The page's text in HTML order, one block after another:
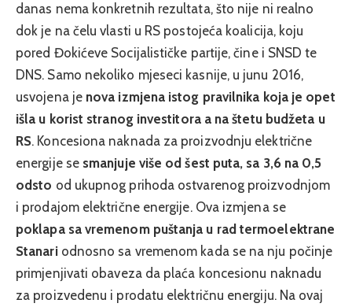
danas nema konkretnih rezultata, što nije ni realno
dok je na čelu vlasti u RS postojeća koalicija, koju
pored Đokićeve Socijalističke partije, čine i SNSD te
DNS. Samo nekoliko mjeseci kasnije, u junu 2016,
usvojena je nova izmjena istog pravilnika koja je opet
išla u korist stranog investitora a na štetu budžeta u
RS. Koncesiona naknada za proizvodnju električne
energije se smanjuje više od šest puta, sa 3,6 na 0,5
odsto od ukupnog prihoda ostvarenog proizvodnjom
i prodajom električne energije. Ova izmjena se
poklapa sa vremenom puštanja u rad termoelektrane
Stanariodnosno sa vremenom kada se na nju počinje
primjenjivati obaveza da plaća koncesionu naknadu
za proizvedenu i prodatu električnu energiju. Na ovaj